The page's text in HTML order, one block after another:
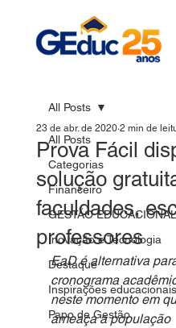
All Posts
Categorias
Financeiro
GESTÃO EDUCACIONAL
Inovação e Tecnologia
Destaque
Inspirações educacionais
Papo de Gestão
All Posts
Prova Fácil
solução
faculdades,
professores
23 de abr. de 2020 2 min de
EaD é alternativa
cronograma
neste momento em
ameaça a população